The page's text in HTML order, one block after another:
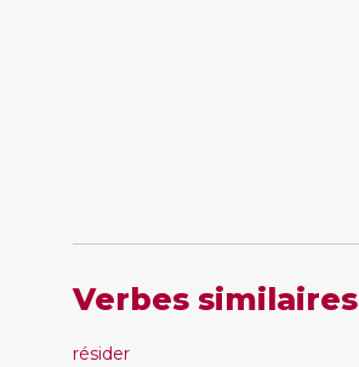
Verbes similaires
résider